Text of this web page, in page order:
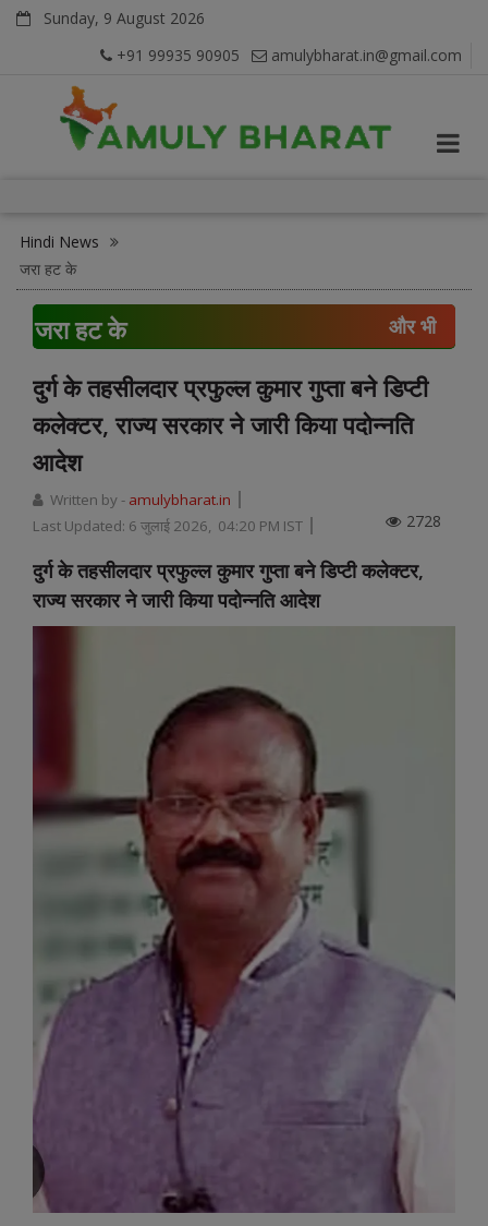
Sunday, 9 August 2026
+91 99935 90905
amulybharat.in@gmail.com
Hindi News
जरा हट के
जरा हट के और भी
दुर्ग के तहसीलदार प्रफुल्ल कुमार गुप्ता बने डिप्टी
कलेक्टर, राज्य सरकार ने जारी किया पदोन्नति
आदेश
Written by - amulybharat.in
Last Updated: 6 जुलाई 2026, 04:20 PM IST 2728
दुर्ग के तहसीलदार प्रफुल्ल कुमार गुप्ता बने डिप्टी कलेक्टर,
राज्य सरकार ने जारी किया पदोन्नति आदेश